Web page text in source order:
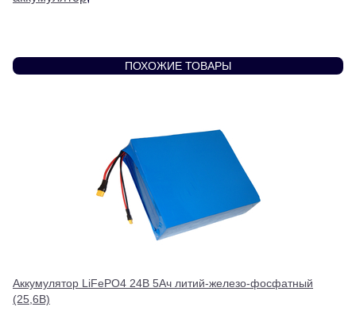
ПОХОЖИЕ ТОВАРЫ
Аккумулятор LiFePO4 24В 5Ач литий-железо-фосфатный
(25,6В)